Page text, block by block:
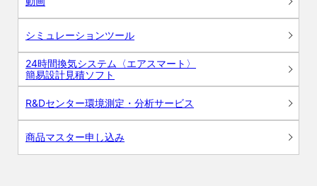
シミュレーションツール
24時間換気システム〈エアスマート〉
簡易設計見積ソフト
R&Dセンター環境測定・分析サービス
商品マスター申し込み